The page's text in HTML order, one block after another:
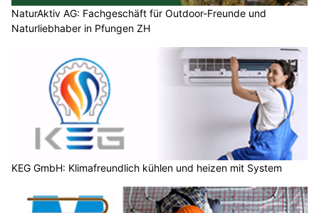
NaturAktiv AG: Fachgeschäft für Outdoor-Freunde und
Naturliebhaber in Pfungen ZH
KEG GmbH: Klimafreundlich kühlen und heizen mit System